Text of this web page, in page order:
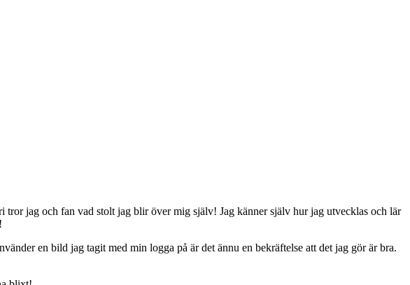
jag och fan vad stolt jag blir över mig själv! Jag känner själv hur jag utvecklas och lär
en bild jag tagit med min logga på är det ännu en bekräftelse att det jag gör är bra.